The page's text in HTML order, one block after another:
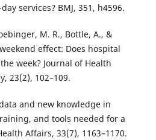
services? BMJ, 351, h4596.
M. R., Bottle, A., &
effect: Does hospital
week? Journal of Health
23(2), 102–109.
and new knowledge in
and tools needed for a
Affairs, 33(7), 1163–1170.